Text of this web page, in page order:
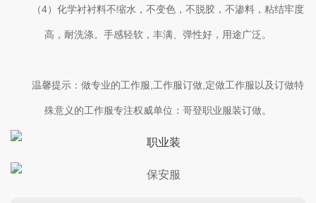
（4）化学衬衬料不缩水，不变色，不脱胶，不渗料，粘结牢度
高，耐洗涤。手感轻软，丰满、弹性好，用途广泛。
温馨提示：做专业的工作服,工作服订做,定做工作服以及订做特
殊意义的工作服专注权威单位：哥登职业服装订做。